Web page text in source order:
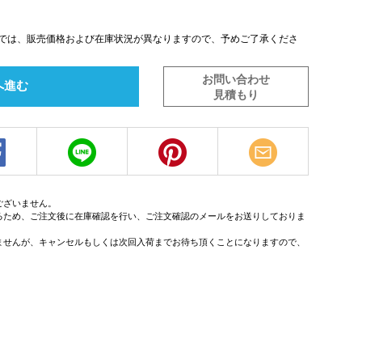
は、販売価格および在庫状況が異なりますので、予めご了承くださ
進む
お問い合わせ
見積もり
いません。
め、ご注文後に在庫確認を行い、ご注文確認のメールをお送りしておりま
んが、キャンセルもしくは次回入荷までお待ち頂くことになりますので、